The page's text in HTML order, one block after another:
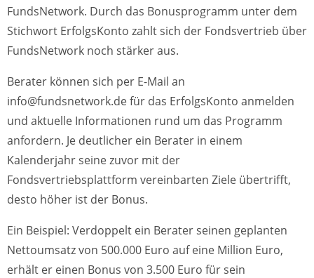
FundsNetwork. Durch das Bonusprogramm unter dem
Stichwort ErfolgsKonto zahlt sich der Fondsvertrieb über
FundsNetwork noch stärker aus.
Berater können sich per E-Mail an
info@fundsnetwork.defür das ErfolgsKonto anmelden
und aktuelle Informationen rund um das Programm
anfordern. Je deutlicher ein Berater in einem
Kalenderjahr seine zuvor mit der
Fondsvertriebsplattform vereinbarten Ziele übertrifft,
desto höher ist der Bonus.
Ein Beispiel: Verdoppelt ein Berater seinen geplanten
Nettoumsatz von 500.000 Euro auf eine Million Euro,
erhält er einen Bonus von 3.500 Euro für sein